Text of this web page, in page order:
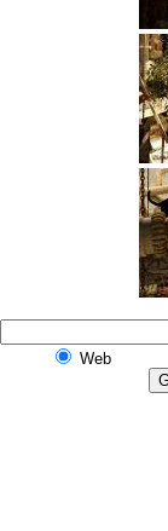
Web